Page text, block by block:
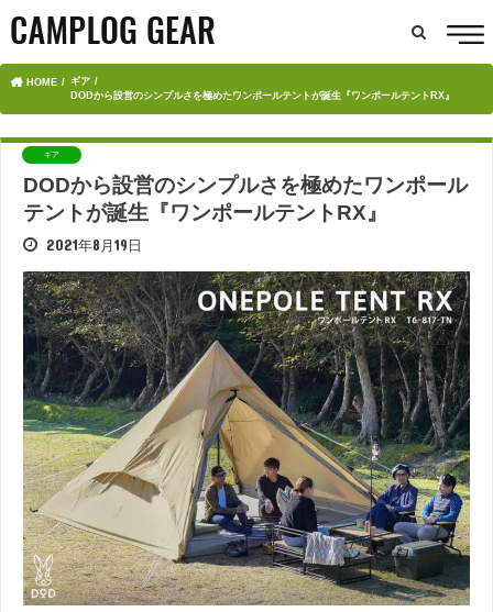
HOME
ギア
DODから設営のシンプルさを極めたワンポールテントが誕生『ワンポールテントRX』
ギア
DODから設営のシンプルさを極めたワンポール
テントが誕生『ワンポールテントRX』
2021年8月19日